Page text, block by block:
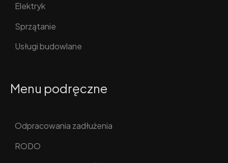
Elektryk
Sprzątanie
Usługi budowlane
Menu podręczne
Odpracowania zadłużenia
RODO